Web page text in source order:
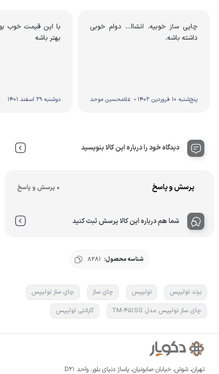
چایی ساز خوبیه. انشاا... دوام خوبی
داشته باشه.
پنج‌شنبه 10 فروردین 1402 غلامحسین موحد
با این قیمت خوب
بهتر باشه
دوشنبه 29 اسفند 1401
دیدگاه خود را درباره این کالا بنویسید
پرسش و پاسخ 0 پرسش و پاسخ
شما هم درباره این کالا پرسش ثبت کنید
شناسه محصول: 8281
برند تولیپس تولیپس چای ساز
چای ساز تولیپس
چای ساز تولیپس مدل TM-451SG
گارانتی تولیپس
تهران، شوش، خیابان صابونیان، پاساژ دنیای بلور، واحد D21